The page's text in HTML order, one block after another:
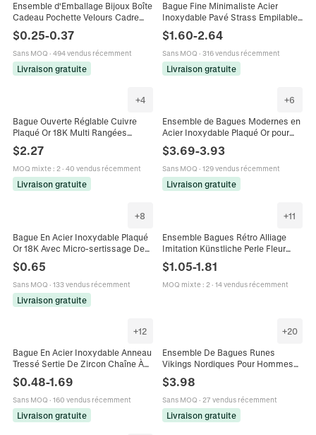
Ensemble d'Emballage Bijoux Boîte
Cadeau Pochette Velours Cadre
Film PE Avec Collier Cuir Chaîne
Acier Pour Rangement Bagues
$0.25-0.37
Sans MOQ · 494 vendus récemment
Livraison gratuite
Bague Fine Minimaliste Acier
Inoxydable Pavé Strass Empilable
Bijoux Élégants Femmes Mode
Rangée
$1.60-2.64
Sans MOQ · 316 vendus récemment
Livraison gratuite
+4
Bague Ouverte Réglable Cuivre
Plaqué Or 18K Multi Rangées
Zirconium Pavé Pierre Colorée
Bijoux Mode Pour Femmes
$2.27
MOQ mixte: 2· 40 vendus récemment
Livraison gratuite
+6
Ensemble de Bagues Modernes en
Acier Inoxydable Plaqué Or pour
Femmes Bagues Géométriques en
Strass Empilables Lot de 3
$3.69-3.93
Sans MOQ · 129 vendus récemment
Livraison gratuite
+8
Bague En Acier Inoxydable Plaqué
Or 18K Avec Micro-sertissage De
Zircon AAA Anneau Confort Pour
Femmes Hommes
$0.65
Sans MOQ · 133 vendus récemment
Livraison gratuite
+11
Ensemble Bagues Rétro Alliage
Imitation Künstliche Perle Fleur
Résine Colorée Géométrique
Texture Martelée Bohème Bijoux
Femmes
$1.05-1.81
MOQ mixte: 2· 14 vendus récemment
+12
Bague En Acier Inoxydable Anneau
Tressé Sertie De Zircon Chaîne À
Billes Bicolore Bijou Vintage Mixte
$0.48-1.69
Sans MOQ · 160 vendus récemment
Livraison gratuite
+20
Ensemble De Bagues Runes
Vikings Nordiques Pour Hommes
Acier Inoxydable Vintage Punk
Nœud Celtique Bagues Gravées
Bijoux
$3.98
Sans MOQ · 27 vendus récemment
Livraison gratuite